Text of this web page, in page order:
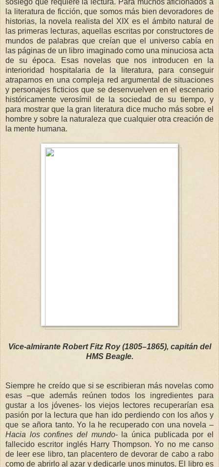
la literatura de ficción, que somos más bien devoradores de
historias, la novela realista del XIX es el ámbito natural de
las primeras lecturas, aquellas escritas por constructores de
mundos de palabras que creían que el universo cabía en
las páginas de un libro imaginado como una minuciosa acta
de su época. Esas novelas que nos introducen en la
interioridad hospitalaria de la literatura, para conseguir
atraparnos en una compleja red argumental de situaciones
y personajes ficticios que se desenvuelven en el escenario
históricamente verosímil de la sociedad de su tiempo, y
para mostrar que la gran literatura dice mucho más sobre el
hombre y sobre la naturaleza que cualquier otra creación de
la mente humana.
Vice-almirante Robert Fitz Roy (1805–1865), capitán del
HMS Beagle.
Siempre he creído que si se escribieran más novelas como
esas –que además reúnen todos los ingredientes para
gustar a los jóvenes- los viejos lectores recuperarían esa
pasión por la lectura que han ido perdiendo con los años y
que se añora tanto. Yo la he recuperado con una novela –
Hacia los confines del mundo- la única publicada por el
fallecido escritor inglés Harry Thompson. Yo no me canso
de leer ese libro, tan placentero de devorar de cabo a rabo
como de abrirlo al azar y dedicarle unos minutos. El libro es